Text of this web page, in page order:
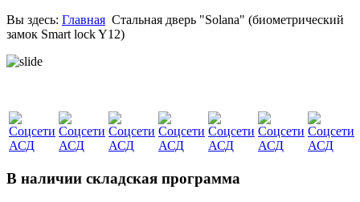
Вы здесь: Главная Стальная дверь "Solana" (биометрический
замок Smart lock Y12)
В наличии складская программа